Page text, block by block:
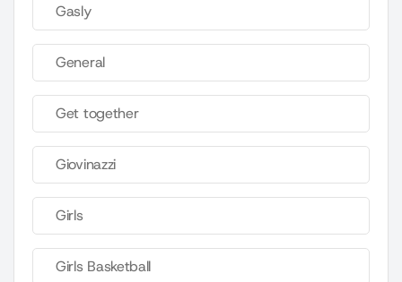
Gasly
General
Get together
Giovinazzi
Girls
Girls Basketball